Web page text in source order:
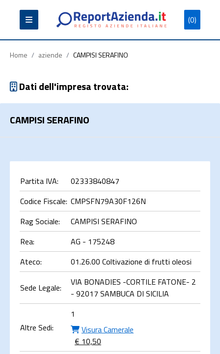
(0)
Partita
Iva
Codice
Fiscale
Ragione
Sociale
Cerca
Home / aziende / CAMPISI SERAFINO
Dati dell'impresa trovata:
CAMPISI SERAFINO
Partita IVA:
02333840847
Codice Fiscale: CMPSFN79A30F126N
Rag Sociale:
CAMPISI SERAFINO
Rea:
AG - 175248
Ateco:
01.26.00 Coltivazione di frutti oleosi
Sede Legale:
VIA BONADIES -CORTILE FATONE- 2
- 92017 SAMBUCA DI SICILIA
Altre Sedi:
1
Visura Camerale
€ 10,50